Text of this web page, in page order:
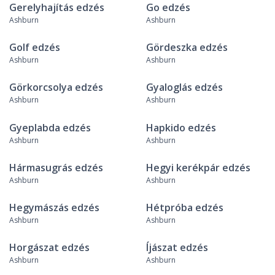
Gerelyhajítás edzés
Ashburn
Go edzés
Ashburn
Golf edzés
Ashburn
Gördeszka edzés
Ashburn
Görkorcsolya edzés
Ashburn
Gyaloglás edzés
Ashburn
Gyeplabda edzés
Ashburn
Hapkido edzés
Ashburn
Hármasugrás edzés
Ashburn
Hegyi kerékpár edzés
Ashburn
Hegymászás edzés
Ashburn
Hétpróba edzés
Ashburn
Horgászat edzés
Ashburn
Íjászat edzés
Ashburn